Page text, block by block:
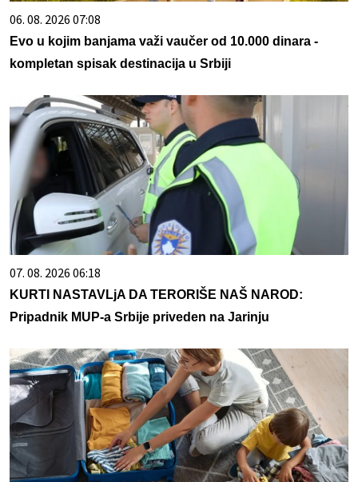
06. 08. 2026 07:08
Evo u kojim banjama važi vaučer od 10.000 dinara -
kompletan spisak destinacija u Srbiji
07. 08. 2026 06:18
KURTI NASTAVLjA DA TERORIŠE NAŠ NAROD:
Pripadnik MUP-a Srbije priveden na Jarinju